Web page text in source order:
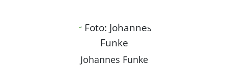
Johannes Funke